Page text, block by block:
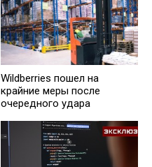
Wildberries пошел на
крайние меры после
очередного удара